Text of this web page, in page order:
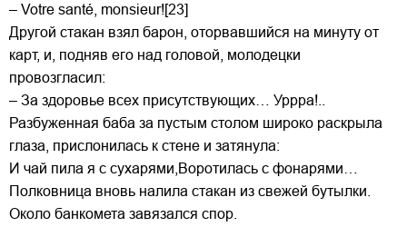
– Votre santé, monsieur![23]
Другой стакан взял барон, оторвавшийся на минуту от
карт, и, подняв его над головой, молодецки
провозгласил:
– За здоровье всех присутствующих… Уррра!..
Разбуженная баба за пустым столом широко раскрыла
глаза, прислонилась к стене и затянула:
И чай пила я с сухарями,Воротилась с фонарями…
Полковница вновь налила стакан из свежей бутылки.
Около банкомета завязался спор.